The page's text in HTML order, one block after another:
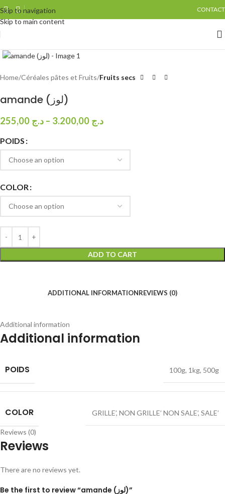
Skip to navigation
Skip to main content
CONTACT
Home Céréales pâtes et Fruits Fruits secs
amande (لوز)
د.ج – د.ج
POIDS
COLOR
ADD TO CART
ADDITIONAL INFORMATIONREVIEWS (0)
Additional information
Additional information
POIDS 100g, 1kg, 500g
COLOR GRILLE’, NON GRILLE’ NON SALE’, SALE’
Reviews (0)
Reviews
There are no reviews yet.
Be the first to review “amande (لوز)”